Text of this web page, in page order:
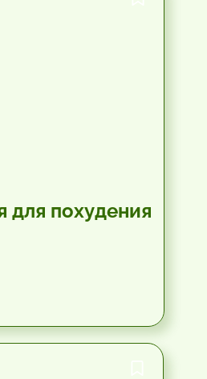
для похудения